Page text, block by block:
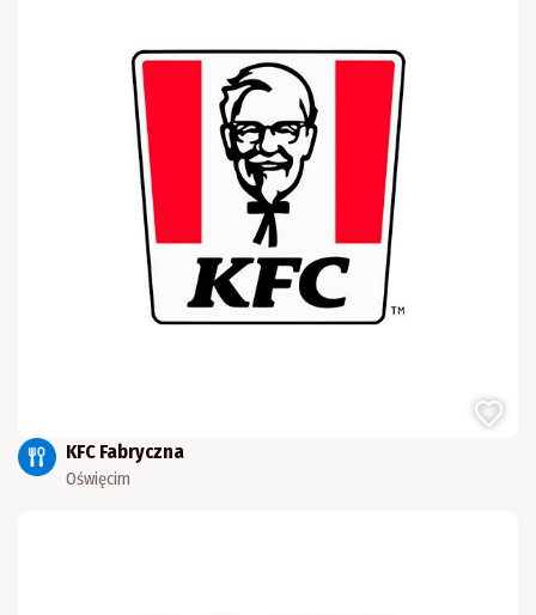
KFC Fabryczna
Oświęcim